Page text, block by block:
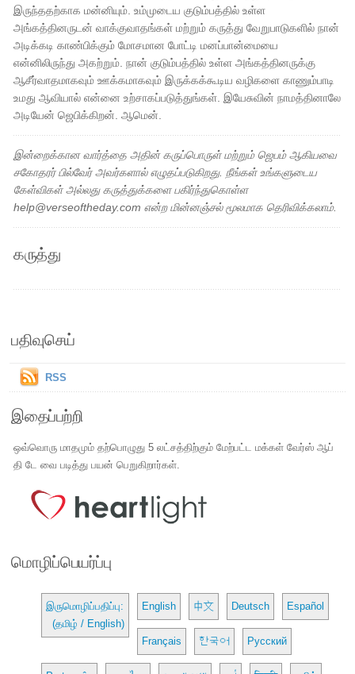
இருந்ததற்காக மன்னியும். உம்முடைய குடும்பத்தில் உள்ள
அங்கத்தினருடன் வாக்குவாதங்கள் மற்றும் கருத்து வேறுபாடுகளில் நான்
அடிக்கடி காண்பிக்கும் மோசமான போட்டி மனப்பான்மையை
என்னிலிருந்து அகற்றும். நான் குடும்பத்தில் உள்ள அங்கத்தினருக்கு
ஆசீர்வாதமாகவும் ஊக்கமாகவும் இருக்கக்கூடிய வழிகளை காணும்பாடி
உமது ஆவியால் என்னை உற்சாகப்படுத்துங்கள். இயேசுவின் நாமத்தினாலே
அடியேன் ஜெபிக்கிறன். ஆமென்.
இன்றைக்கான வார்த்தை அதின் கருப்பொருள் மற்றும் ஜெபம் ஆகியவை
சகோதரர் பில்வேர் அவர்களால் எழுதப்படுகிறது. நீங்கள் உங்களுடைய
கேள்விகள் அல்லது கருத்துக்களை பகிர்ந்துகொள்ள
help@verseoftheday.com என்ற மின்னஞ்சல் மூலமாக தெரிவிக்கலாம்.
கருத்து
பதிவுசெய்
RSS
இதைப்பற்றி
ஒவ்வொரு மாதமும் தற்பொழுது 5 லட்சத்திற்கும் மேற்பட்ட மக்கள் வேர்ஸ் ஆப்
தி டே வை படித்து பயன் பெறுகிறார்கள்.
மொழிப்பெயர்ப்பு
இருமொழிப்பதிப்பு:
(தமிழ் / English)
English 中文 Deutsch Español
Français 한국어 Русский